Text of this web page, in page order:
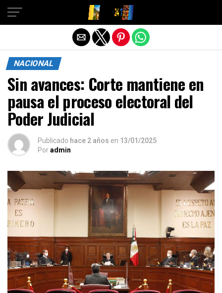
NACIONAL
Sin avances: Corte mantiene en
pausa el proceso electoral del
Poder Judicial
Publicado hace 2 años en 13/01/2025
Poradmin
Salir de la versión móvil